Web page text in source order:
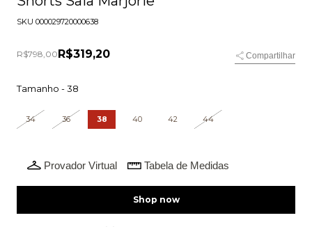
SKU 000029720000638
R$798,00 R$319,20 Compartilhar
Tamanho -38
34 36 38 40 42 44
Provador Virtual Tabela de Medidas